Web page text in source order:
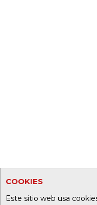
COOKIES
Este sitio web usa